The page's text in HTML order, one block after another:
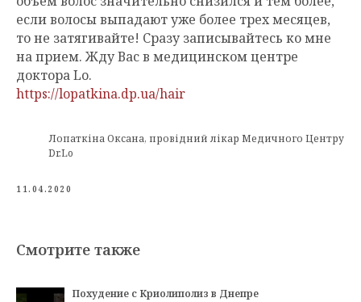
если волосы выпадают уже более трех месяцев,
то не затягивайте! Сразу записывайтесь ко мне
на прием. Жду Вас в медицинском центре
доктора Lo.
https://lopatkina.dp.ua/hair
Лопаткіна Оксана, провідний лікар Медичного Центру
Dr.Lo
11.04.2020
Смотрите также
Похудение с Криолиполиз в Днепре